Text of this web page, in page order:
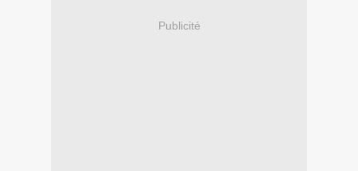
Publicité